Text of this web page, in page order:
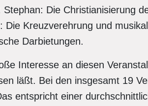
Stephan: Die Christianisierung
Die Kreuzverehrung und
Darbietungen.
Interesse an diesen
läßt. Bei den insgesamt 19
entspricht einer